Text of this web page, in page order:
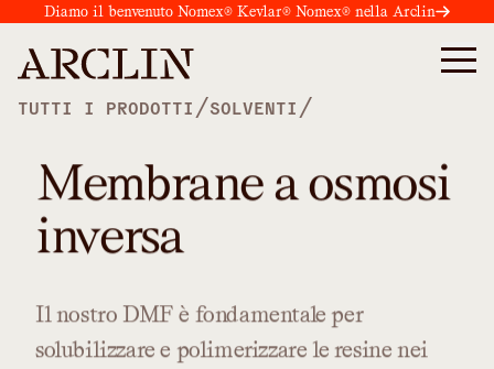
Diamo il benvenuto Nomex® Kevlar® Nomex® nella Arclin
TUTTI I PRODOTTI /SOLVENTI /
Membrane a osmosi
inversa
Il nostro DMF è fondamentale per
solubilizzare e polimerizzare le resine nei